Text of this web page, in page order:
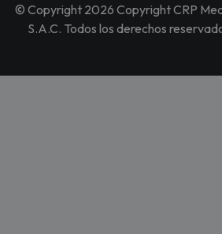
© Copyright 2026 Copyright CRP
S.A.C. Todos los derechos